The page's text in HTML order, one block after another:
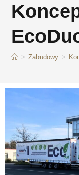
> Zabudowy >